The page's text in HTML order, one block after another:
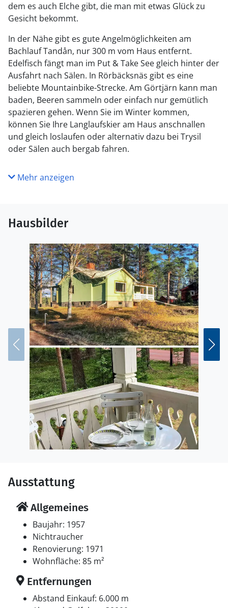
dem es auch Elche gibt, die man mit etwas Glück zu
Gesicht bekommt.
In der Nähe gibt es gute Angelmöglichkeiten am
Bachlauf Tandån, nur 300 m vom Haus entfernt.
Edelfisch fängt man im Put & Take See gleich hinter der
Ausfahrt nach Sälen. In Rörbäcksnäs gibt es eine
beliebte Mountainbike-Strecke. Am Görtjärn kann man
baden, Beeren sammeln oder einfach nur gemütlich
spazieren gehen. Wenn Sie im Winter kommen,
können Sie Ihre Langlaufskier am Haus anschnallen
und gleich loslaufen oder alternativ dazu bei Trysil
oder Sälen auch bergab fahren.
Mehr anzeigen
Hausbilder
Ausstattung
Allgemeines
Baujahr: 1957
Nichtraucher
Renovierung: 1971
Wohnfläche: 85 m²
Entfernungen
Abstand Einkauf: 6.000 m